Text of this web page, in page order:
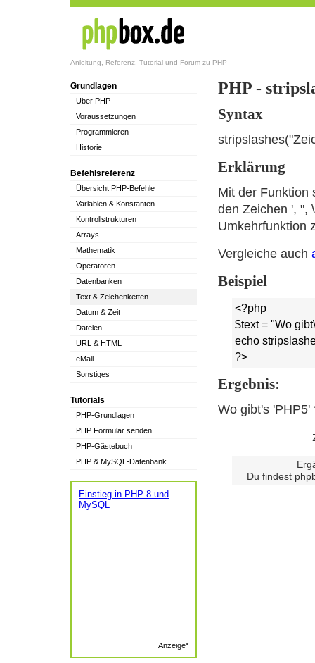
Anleitung, Referenz, Tutorial und Forum zu PHP
PHP -
Syntax
Erklärung
Mit der Funktion
den Zeichen ', ",
Umkehrfunktion
Vergleiche auch
Beispiel
<?php
$text = "Wo
echo
?>
Ergebnis:
Wo gibt's 'PHP5'
Du findest
Grundlagen
Über PHP
Voraussetzungen
Programmieren
Historie
Befehlsreferenz
Übersicht PHP-Befehle
Variablen & Konstanten
Kontrollstrukturen
Arrays
Mathematik
Operatoren
Datenbanken
Text & Zeichenketten
Datum & Zeit
Dateien
URL & HTML
eMail
Sonstiges
Tutorials
PHP-Grundlagen
PHP Formular senden
PHP-Gästebuch
PHP & MySQL-Datenbank
Einstieg in PHP 8 und
MySQL
Anzeige*